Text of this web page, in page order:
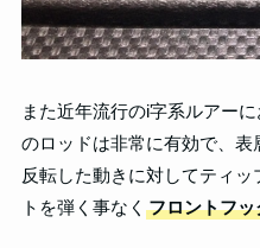
また近年流行のi字系ルアー
のロッドは非常に有効で、
反転した動きに対してティ
トを弾く事なく フロントフ